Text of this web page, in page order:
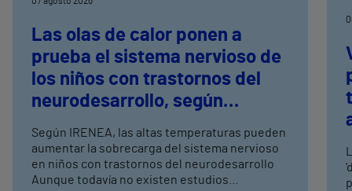
Las olas de calor ponen a
prueba el sistema nervioso de
los niños con trastornos del
neurodesarrollo, según
neurorrehabilitación
pediátrica de Vithas
Según IRENEA, las altas temperaturas pueden
aumentar la sobrecarga del sistema nervioso
en niños con trastornos del neurodesarrollo
Aunque todavía no existen estudios